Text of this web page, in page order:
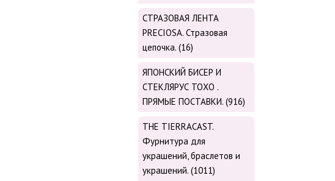
СТРАЗОВАЯ ЛЕНТА
PRECIOSA. Стразовая
цепочка. (16)
ЯПОНСКИЙ БИСЕР И
СТЕКЛЯРУС TOХО .
ПРЯМЫЕ ПОСТАВКИ. (916)
THE TIERRACAST.
Фурнитура для
украшений, браслетов и
украшений. (1011)